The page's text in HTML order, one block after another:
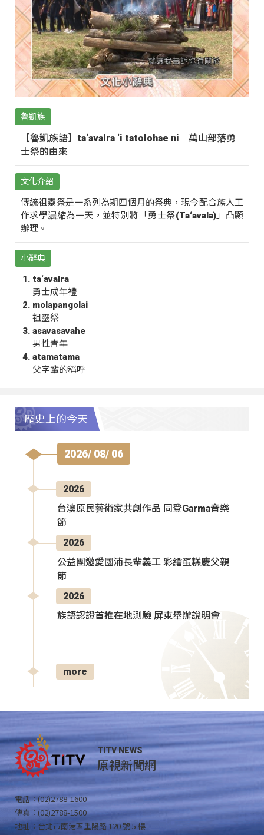
魯凱族
【魯凱族語】ta‘avalra ‘i tatolohae ni｜萬山部落勇
士祭的由來
文化介紹
傳統祖靈祭是一系列為期四個月的祭典，現今配合族人工
作求學濃縮為一天，並特別將「勇士祭(Ta‘avala)」凸顯
辦理。
小辭典
ta‘avalra
勇士成年禮
molapangolai
祖靈祭
asavasavahe
男性青年
atamatama
父字輩的稱呼
歷史上的今天
2026/ 08/ 06
2026
台澳原民藝術家共創作品 同登Garma音樂
節
2026
公益團邀愛國浦長輩義工 彩繪蛋糕慶父親
節
2026
族語認證首推在地測驗 屏東舉辦說明會
more
TITV NEWS
原視新聞網
電話：(02)2788-1600
傳真：(02)2788-1500
地址：台北市南港區重陽路 120 號 5 樓